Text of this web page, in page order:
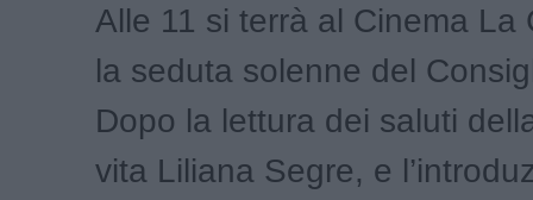
Alle 11 si terrà al Cinema La
la seduta solenne del
Dopo la lettura dei saluti
vita Liliana Segre, e